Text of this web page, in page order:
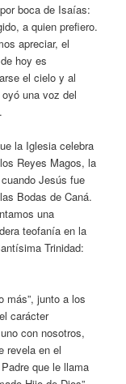
boca de Isaías:
a quien prefiero.
apreciar, el
hoy es
el cielo y al
una voz del
la Iglesia celebra
Reyes Magos, la
Jesús fue
Bodas de Caná.
una
teofanía en la
Trinidad:
más”, junto a los
carácter
con nosotros,
revela en el
que le llama